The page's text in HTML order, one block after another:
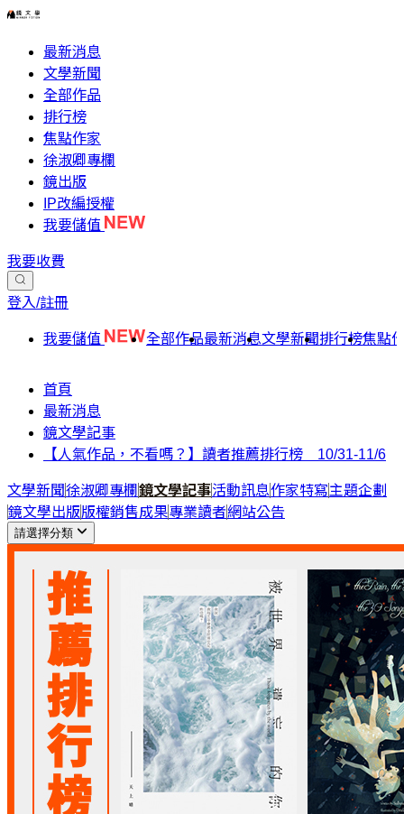
最新消息
文學新聞
全部作品
排行榜
焦點作家
徐淑卿專欄
鏡出版
IP改編授權
我要儲值
我要收費
登入/註冊
我要儲值 全部作品最新消息文學新聞排行榜焦點
首頁
最新消息
鏡文學記事
【人氣作品，不看嗎？】讀者推薦排行榜 10/31-11/6
文學新聞徐淑卿專欄鏡文學記事活動訊息作家特寫主題企劃
鏡文學出版版權銷售成果專業讀者網站公告
請選擇分類